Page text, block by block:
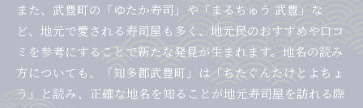
また、武豊町の「ゆたか寿司」や「まるちゅう 武豊」な
ど、地元で愛される寿司屋も多く、地元民のおすすめや口コ
ミを参考にすることで新たな発見が生まれます。地名の読み
方についても、「知多郡武豊町」は「ちたぐんたけとよちょ
う」と読み、正確な地名を知ることが地元寿司屋を訪れる際